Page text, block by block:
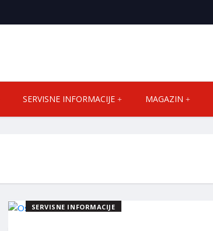
SERVISNE INFORMACIJE MAGAZIN
SERVISNE INFORMACIJE